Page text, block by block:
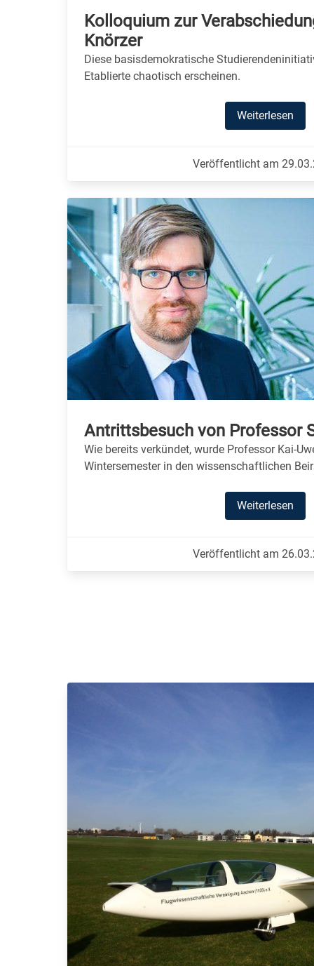
Kolloquium zur
Knörzer
Diese basisdemokratische
Etablierte chaotisch erscheinen.
Weiterlesen
Veröffentlicht am
Antrittsbesuch von Professor
Wie bereits verkündet, wurde Professor Kai-
Wintersemester in den wissenschaftlichen
Weiterlesen
Veröffentlicht am